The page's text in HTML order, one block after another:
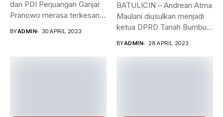
dari PDI Perjuangan Ganjar
Pranowo merasa terkesan
BYADMIN 30 APRIL 2023
BATULICIN – Andrean Atma
Maulani diusulkan menjadi
ketua DPRD Tanah Bumbu,
BYADMIN 28 APRIL 2023